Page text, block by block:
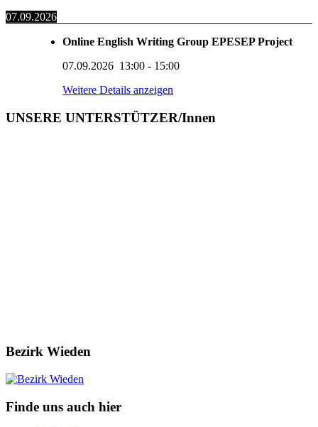
07.09.2026
Online English Writing Group EPESEP Project
07.09.2026 13:00 - 15:00
Weitere Details anzeigen
UNSERE UNTERSTÜTZER/Innen
Bezirk Wieden
Finde uns auch hier